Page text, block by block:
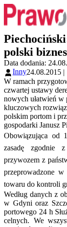
polski biznes
Data dodania:
Inny24.08.2015 |
W ramach
czwartej ustawy
nowych ułatwień
kluczowych
polskim portom i
gospodarki Janusz
Obowiązująca od
zasadę zgodnie
przywozem z
przeprowadzone
towaru do kontroli
Według danych z
w Gdyni oraz
portowego 24 h
celnych. We